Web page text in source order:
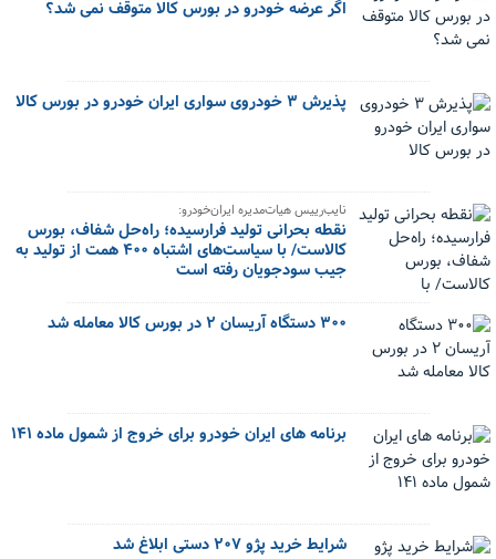
اگر عرضه خودرو در بورس کالا متوقف نمی شد؟
پذیرش ۳ خودروی سواری ایران خودرو در بورس کالا
نایب‌رییس هیات‌مدیره ایران‌خودرو:
نقطه بحرانی تولید فرارسیده؛ راه‌حل شفاف، بورس
کالاست/ با سیاست‌های اشتباه ۴۰۰ همت از تولید به
جیب سودجویان رفته است
۳۰۰ دستگاه آریسان ۲ در بورس کالا معامله شد
برنامه های ایران خودرو برای خروج از شمول ماده ۱۴۱
شرایط خرید پژو ۲۰۷ دستی ابلاغ شد